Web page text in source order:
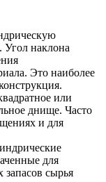
Угол наклона
Это наиболее
или
днище. Часто
и для
для
запасов сырья